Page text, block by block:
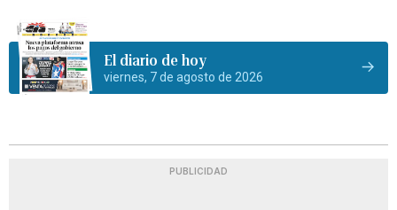
El diario de hoy
viernes, 7 de agosto de 2026
PUBLICIDAD